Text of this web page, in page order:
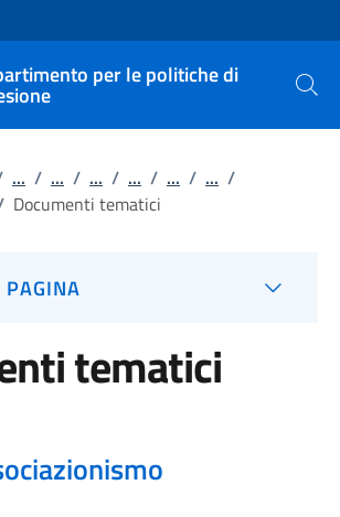
sito
per le politiche di
Cerca
... / ... / ... / ... / ... / ... /
Documenti tematici
PAGINA
tematici